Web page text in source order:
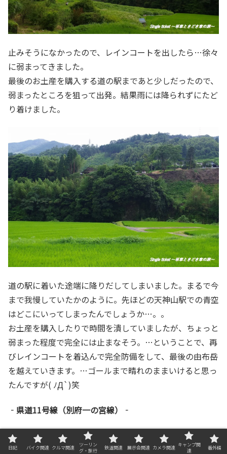
止みそうになかったので、レインコートを出したら…徐々
に弱まってきました。
最後のお土産を購入する道の駅まであと少しだったので、
弱まったところを狙って出発。結果雨には降られずにたど
り着けました。
道の駅に着いた途端に降りだしてしまいました。まるで今
まで我慢していたかのように。先ほどの天神山駅での青空
はどこにいってしまったんでしょうか…。。
お土産を購入したりで時間を潰していましたが、ちょっと
弱まった程度で完全には止まなそう。…ということで、再
びレインコートを着込んで完全防備をして、最後の由布岳
を越えていきます。…ゴールまで晴れのままいけると思っ
たんですが( ﾉД`)笑
‐県道11号線（別府一の宮線）‐
いつものお決まりの場所へ。雨が降っていたので、由布岳
の全貌は見れず。
日記 バイク関連 クルマ関連
ツーリン
グ・旅行
鉄道関連 展示会関連 カメラ関連 キャンプ関
連
番外編